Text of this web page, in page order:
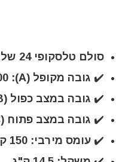
סולם טלסקופי 24 שלבים
✔️ גובה מקופל (A): 1,700 מ"מ (1.70 מ')
✔️ גובה במצב כפול (B): 2,960 מ"מ (2.96 מ')
✔️ גובה במצב פתוח (C): 6,420 מ"מ (6.42 מ')
✔️ עומס מירבי: 150 ק"ג